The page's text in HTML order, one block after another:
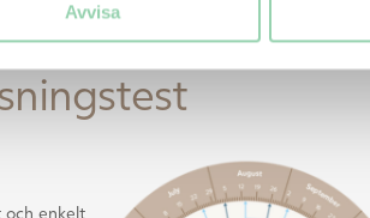
Avvisa
enkelt